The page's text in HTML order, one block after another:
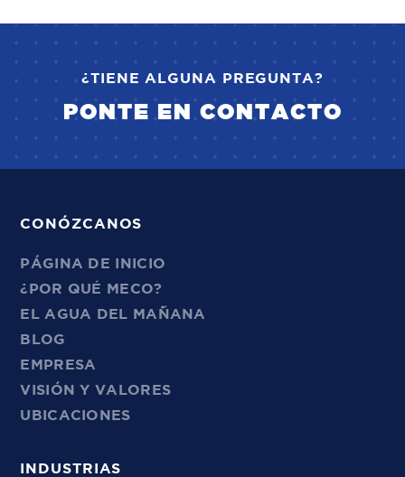
¿TIENE ALGUNA PREGUNTA?
PONTE EN CONTACTO
CONÓZCANOS
PÁGINA DE INICIO
¿POR QUÉ MECO?
EL AGUA DEL MAÑANA
BLOG
EMPRESA
VISIÓN Y VALORES
UBICACIONES
INDUSTRIAS